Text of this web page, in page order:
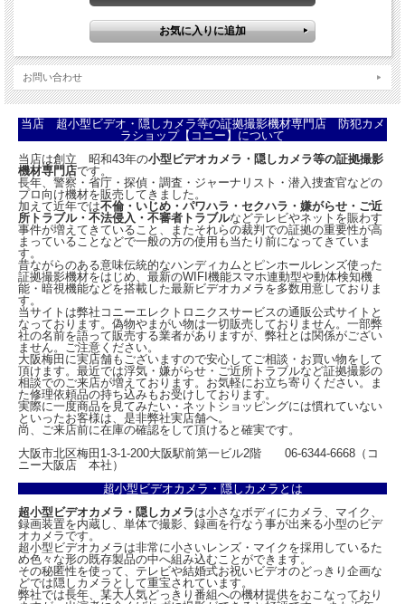
本当に見えないインビジブルレンズ搭載メガネ型カメラ
フルHDを超える2.5K録画対応で高秘匿高画質を実現！
ハンズフリーで目線撮影！SNS動画の撮影に最適！
人気のメガネ型スパイカメラに、レンズが見えない高秘匿で2.5K録画対応の高画質
モデルが誕生！
身につけて使えるカモフラージュカメラの中でも、最も目線が集まる目元に装着す
るメガネ型カメラの秘匿性能はとても重要です。レンズが見えないと謳う機種は多
くあれど、本当に見えないレンズは中々ありません。本機のインビジブルレンズは
本当に見えません。調査業や目立たずに記録を残しておきたいビジネスシーンで活
用できます。
また、メガネの眉間部にカメラを配置したことで、ハンズフリーで目線撮影が可能
となり、料理や手芸などの工程を紹介するSNS動画用の撮影カメラとしても重宝し
ます。
本機は、高効率ポリマーバッテリーを搭載し、フルHDを超える2.5K動画撮影で100
～120分のバッテリー駆動を実現！記録媒体には256GBまで対応のmicroSDカード
を採用しております。H.264コーデックで高画質のまま効率よく記録が可能です。
会議・商談の記録用やセクハラパワハラの証拠撮り用、SNS動画撮影用のハンズフ
リーで使える目線撮影カメラとして最適です。
◆ご使用用途例◆
○SNS動画の撮影用ハンズフリーカメラ
○探偵業、警察内偵調査
○会議や商談の記録用
○セクハラパワハラの証拠撮り
等々・・
お問い合わせ
当店 超小型ビデオ・隠しカメラ等の証拠撮影機材専門店 防犯カメ
ラショップ【コニー】について
当店は創立 昭和43年の小型ビデオカメラ・隠しカメラ等の証拠撮影
機材専門店です。
長年、警察・省庁・探偵・調査・ジャーナリスト・潜入捜査官などの
プロ向け機材を販売してきました。
加えて近年では不倫・いじめ・パワハラ・セクハラ・嫌がらせ・ご近
所トラブル・不法侵入・不審者トラブルなどテレビやネットを賑わす
事件が増えてきていること、またそれらの裁判での証拠の重要性が高
まっていることなどで一般の方の使用も当たり前になってきていま
す。
昔ながらのある意味伝統的なハンディカムとピンホールレンズ使った
証拠撮影機材をはじめ、最新のWIFI機能スマホ連動型や動体検知機
能・暗視機能などを搭載した最新ビデオカメラを多数用意しておりま
す。
当サイトは弊社コニーエレクトロニクスサービスの通販公式サイトと
なっております。偽物やまがい物は一切販売しておりません。一部弊
社の名前を語って販売する業者がありますが、弊社とは関係がござい
ません。ご注意ください。
大阪梅田に実店舗もございますので安心してご相談・お買い物をして
頂けます。最近では浮気・嫌がらせ・ご近所トラブルなど証拠撮影の
相談でのご来店が増えております。お気軽にお立ち寄りください。ま
た修理依頼品の持ち込みもお受けしております。
実際に一度商品を見てみたい・ネットショッピングには慣れていない
といったお客様は、是非弊社実店舗へ。
尚、ご来店前に在庫の確認をして頂けると確実です。
大阪市北区梅田1-3-1-200大阪駅前第一ビル2階 06-6344-6668（コ
ニー大阪店 本社）
超小型ビデオカメラ・隠しカメラとは
超小型ビデオカメラ・隠しカメラは小さなボディにカメラ、マイク、
録画装置を内蔵し、単体で撮影、録画を行なう事が出来る小型のビデ
オカメラです。
超小型ビデオカメラは非常に小さいレンズ・マイクを採用しているた
め色々な形の既存製品の中へ組み込むことができます。
その秘匿性を使って、テレビや結婚式お祝いビデオのどっきり企画な
どでは隠しカメラとして重宝されています。
弊社では長年、某大人気どっきり番組への機材提供をおこなっており